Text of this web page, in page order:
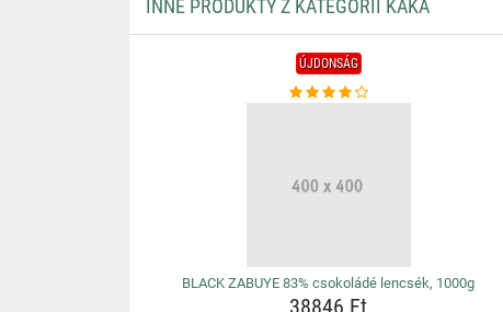
INNE PRODUKTY Z KATEGORII KAKA
ÚJDONSÁG
BLACK ZABUYE 83% csokoládé lencsék, 1000g
38846 Ft